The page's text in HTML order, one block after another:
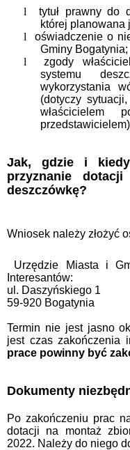
l
tytuł prawny do
której planowana
l
oświadczenie o
Gminy Bogatynia;
l
zgody
systemu
wykorzystania
(dotyczy
Jak, gdzie i
przyznanie
deszczówkę?
Wniosek należy złożyć
Urzędzie Miasta i
Interesantów:
ul. Daszyńskiego 1
59-920 Bogatynia
Termin nie jest jasno
jest czas zakończenia
prace powinny być
Dokumenty
Po zakończeniu prac
dotacji na montaż
2022. Należy do niego